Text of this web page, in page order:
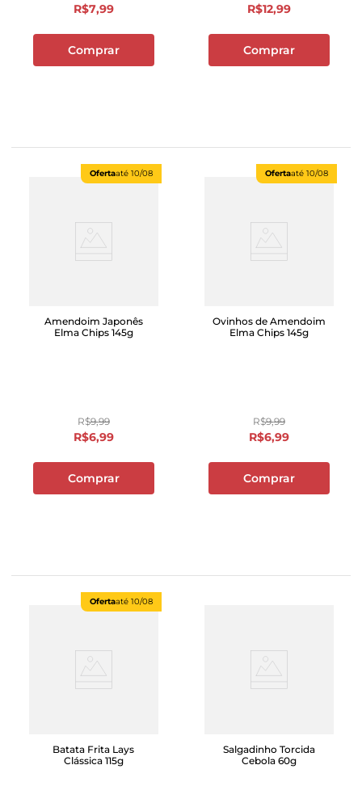
R$7,99
Comprar
R$12,99
Comprar
Ofertaaté 10/08
Amendoim Japonês
Elma Chips 145g
R$9,99
R$6,99
Comprar
Ofertaaté 10/08
Ovinhos de Amendoim
Elma Chips 145g
R$9,99
R$6,99
Comprar
Ofertaaté 10/08
Batata Frita Lays
Clássica 115g
Salgadinho Torcida
Cebola 60g